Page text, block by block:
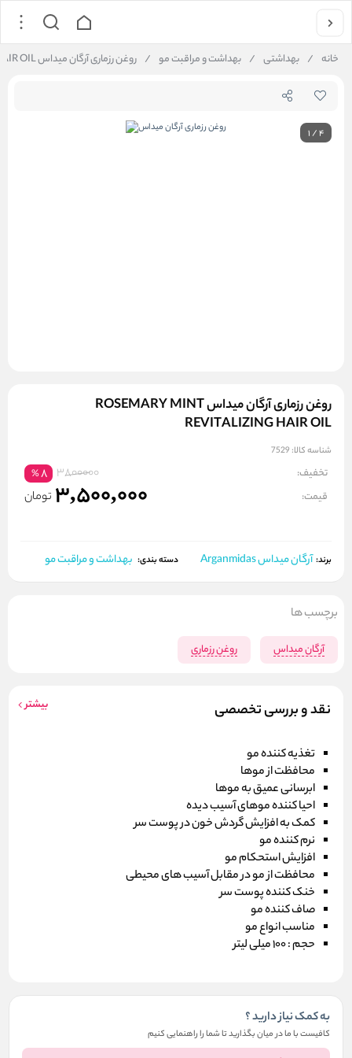
خانه / بهداشتی / بهداشت و مراقبت مو / روغن رزماری آرگان میداس ROSEMARY MINT REVITALIZING HAIR OIL
1/4
روغن رزماری آرگان میداس ROSEMARY MINT
REVITALIZING HAIR OIL
شناسه کالا: 7529
تخفیف: 3800000
8
%
قیمت: 3,500,000 تومان
برند: آرگان میداس Arganmidas دسته بندی: بهداشت و مراقبت مو
نقد و بررسی تخصصی بیشتر
تغذیه کننده مو
محافظت از موها
ابرسانی عمیق به موها
احیا کننده موهای آسیب دیده
کمک به افزایش گردش خون در پوست سر
نرم کننده مو
افزایش استحکام مو
محافظت از مو در مقابل آسیب های محیطی
خنک کننده پوست سر
صاف کننده مو
مناسب انواع مو
حجم : 100 میلی لیتر
به کمک نیاز دارید ؟
کافیست با ما در میان بگذارید تا شما را راهنمایی کنیم
برچسب ها
آرگان میداس روغن رزماری